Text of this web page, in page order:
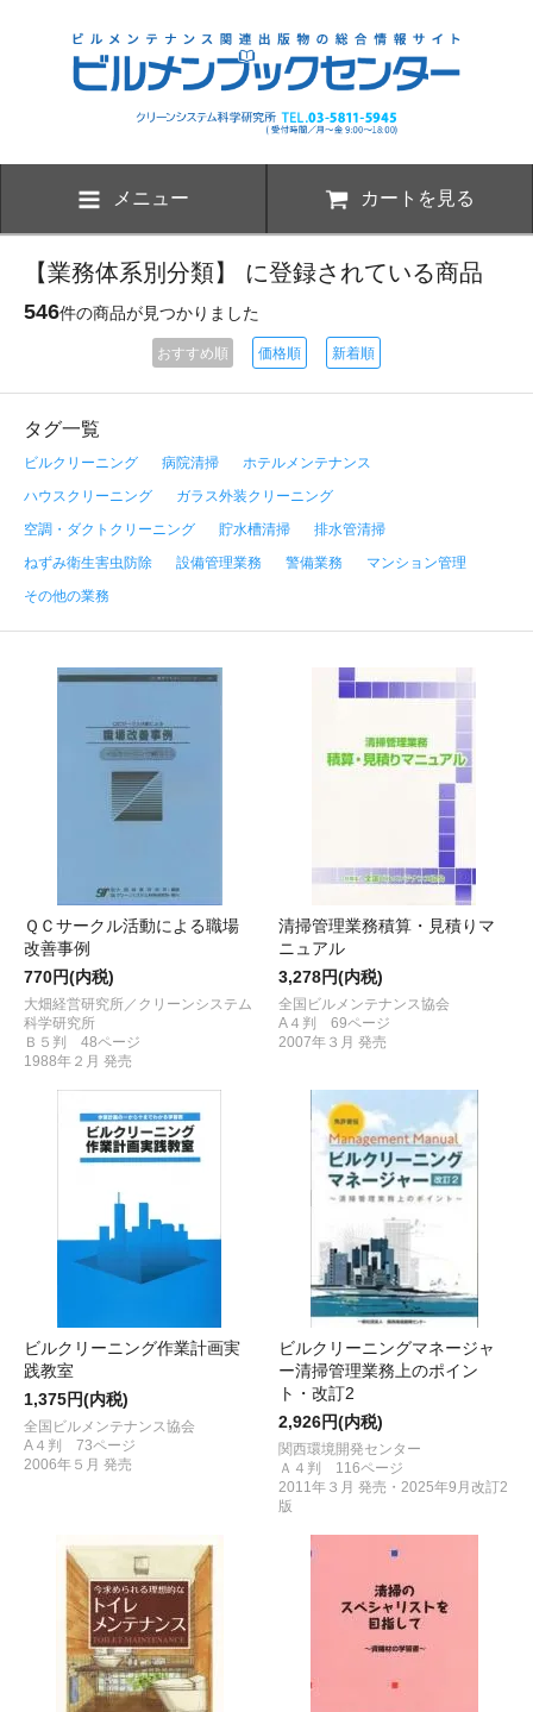
メニュー カートを見る
【業務体系別分類】 に登録されている商品
546件の商品が見つかりました
おすすめ順 価格順 新着順
タグ一覧
ビルクリーニング 病院清掃
ホテルメンテナンス
ハウスクリーニング
ガラス外装クリーニング
空調・ダクトクリーニング
貯水槽清掃
排水管清掃
ねずみ衛生害虫防除
設備管理業務 警備業務
マンション管理
その他の業務
ＱＣサークル活動による職場
改善事例
770円(内税)
大畑経営研究所／クリーンシステム
科学研究所
Ｂ５判 48ページ
1988年２月 発売
清掃管理業務積算・見積りマ
ニュアル
3,278円(内税)
全国ビルメンテナンス協会
A４判 69ページ
2007年３月 発売
ビルクリーニング作業計画実
践教室
1,375円(内税)
全国ビルメンテナンス協会
A４判 73ページ
2006年５月 発売
ビルクリーニングマネージャ
ー清掃管理業務上のポイン
ト・改訂2
2,926円(内税)
関西環境開発センター
Ａ４判 116ページ
2011年３月 発売・2025年9月改訂2
版